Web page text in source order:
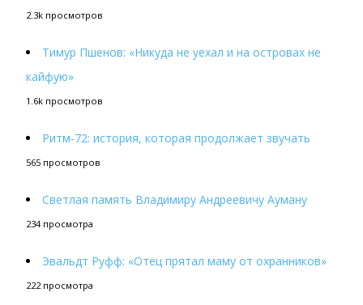
2.3k просмотров
Тимур Пшенов: «Никуда не уехал и на островах не
кайфую»
1.6k просмотров
Ритм-72: история, которая продолжает звучать
565 просмотров
Светлая память Владимиру Андреевичу Ауману
234 просмотра
Эвальдт Руфф: «Отец прятал маму от охранников»
222 просмотра